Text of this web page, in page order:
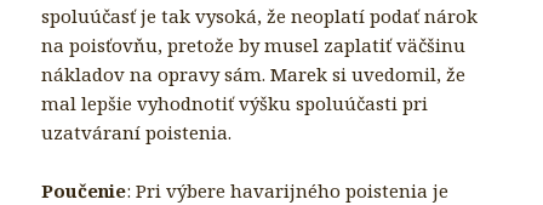
spoluúčasť je tak vysoká, že neoplatí podať nárok
na poisťovňu, pretože by musel zaplatiť väčšinu
nákladov na opravy sám. Marek si uvedomil, že
mal lepšie vyhodnotiť výšku spoluúčasti pri
uzatváraní poistenia.
Poučenie: Pri výbere havarijného poistenia je